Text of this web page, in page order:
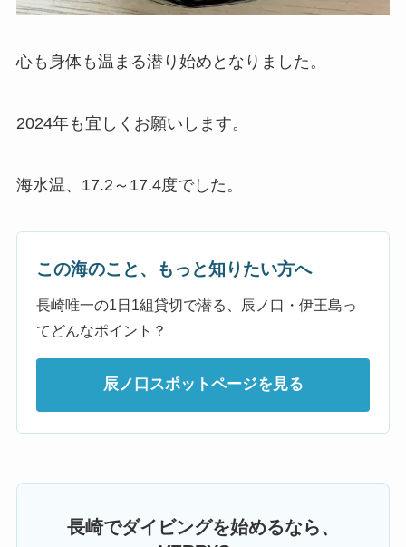
心も身体も温まる潜り始めとなりました。
2024年も宜しくお願いします。
海水温、17.2～17.4度でした。
この海のこと、もっと知りたい方へ
長崎唯一の1日1組貸切で潜る、辰ノ口・伊王島っ
てどんなポイント？
辰ノ口スポットページを見る
長崎でダイビングを始めるなら、